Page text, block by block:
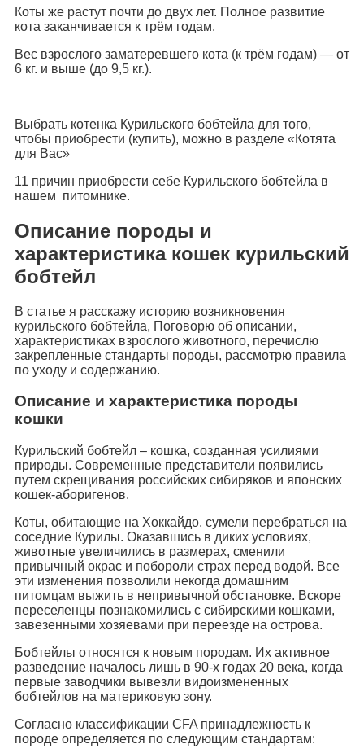
Коты же растут почти до двух лет. Полное развитие
кота заканчивается к трём годам.
Вес взрослого заматеревшего кота (к трём годам) — от
6 кг. и выше (до 9,5 кг.).
Выбрать котенка Курильского бобтейла для того,
чтобы приобрести (купить), можно в разделе «Котята
для Вас»
11 причин приобрести себе Курильского бобтейла в
нашем питомнике.
Описание породы и
характеристика кошек курильский
бобтейл
В статье я расскажу историю возникновения
курильского бобтейла, Поговорю об описании,
характеристиках взрослого животного, перечислю
закрепленные стандарты породы, рассмотрю правила
по уходу и содержанию.
Описание и характеристика породы
кошки
Курильский бобтейл – кошка, созданная усилиями
природы. Современные представители появились
путем скрещивания российских сибиряков и японских
кошек-аборигенов.
Коты, обитающие на Хоккайдо, сумели перебраться на
соседние Курилы. Оказавшись в диких условиях,
животные увеличились в размерах, сменили
привычный окрас и побороли страх перед водой. Все
эти изменения позволили некогда домашним
питомцам выжить в непривычной обстановке. Вскоре
переселенцы познакомились с сибирскими кошками,
завезенными хозяевами при переезде на острова.
Бобтейлы относятся к новым породам. Их активное
разведение началось лишь в 90-х годах 20 века, когда
первые заводчики вывезли видоизмененных
бобтейлов на материковую зону.
Согласно классификации CFA принадлежность к
породе определяется по следующим стандартам: